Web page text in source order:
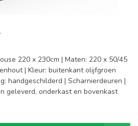
220 x 230cm | Maten: 220 x 50/45
| Kleur: buitenkant olijfgroen
handgeschilderd | Scharnierdeuren |
geleverd, onderkast en bovenkast